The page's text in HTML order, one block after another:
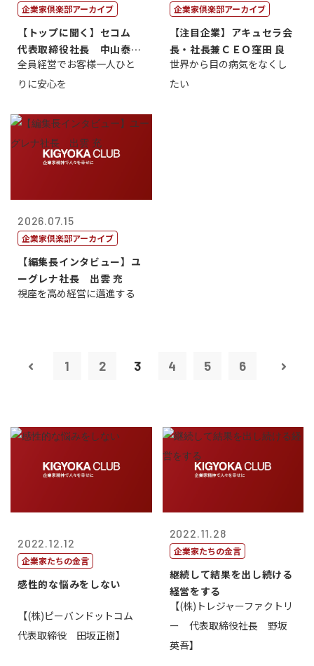
企業家倶楽部アーカイブ
【トップに聞く】セコム
代表取締役社長 中山泰
男
全員経営でお客様一人ひと
りに安心を
企業家倶楽部アーカイブ
【注目企業】アキュセラ会
長・社長兼ＣＥＯ窪田 良
世界から目の病気をなくし
たい
2026.07.15
企業家倶楽部アーカイブ
【編集長インタビュー】ユ
ーグレナ社長 出雲 充
視座を高め経営に邁進する
1 2 3 4 5 6
2022.12.12
企業家たちの金言
感性的な悩みをしない
【(株)ピーバンドットコム
代表取締役 田坂正樹】
2022.11.28
企業家たちの金言
継続して結果を出し続ける
経営をする
【(株)トレジャーファクトリ
ー 代表取締役社長 野坂
英吾】